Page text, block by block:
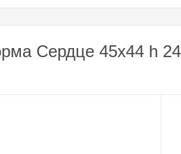
Сердце 45x44 h